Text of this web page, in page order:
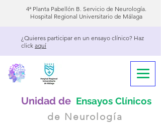
Unidad de Ensayos Clínicos
de Neurología
4ª Planta Pabellón B. Servicio de Neurología.
Hospital Regional Universitario de Málaga
¿Quieres participar en un ensayo clínico? Haz
click aquí